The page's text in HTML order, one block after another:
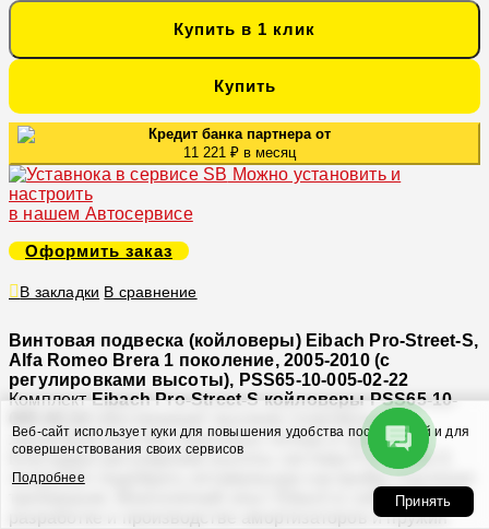
Купить в 1 клик
Купить
Кредит банка партнера от
11 221 ₽ в месяц
Можно установить и
настроить
в нашем Автосервисе
Оформить заказ
В закладки В сравнение
Винтовая подвеска (койловеры) Eibach Pro-Street-S,
Alfa Romeo Brera 1 поколение, 2005-2010 (с
регулировками высоты), PSS65-10-005-02-22
Комплект Eibach Pro-Street-S койловеры PSS65-10-
обеспечивает высокие спортивные
характеристики без серьезных потерь в комфорте.
Благодаря регулировке высоты система Pro-Street-S
позволяет подобрать оптимальную настройку под ваши
требования. Многолетний опыт Eibach в собственной
разработке и производстве амортизаторов и пружин
Веб-сайт использует куки для повышения удобства посетителей и для
совершенствования своих сервисов
Подробнее
Принять